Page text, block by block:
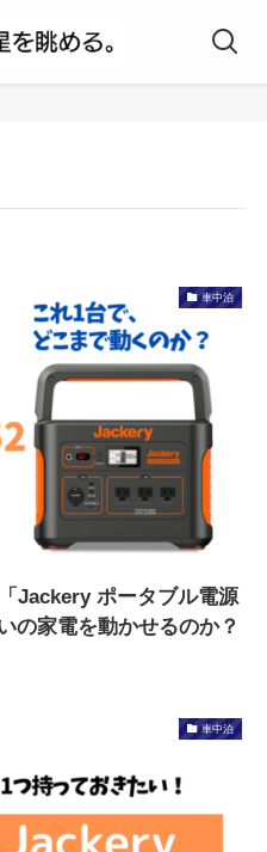
車中泊
Jackery ポータブル電源
の家電を動かせるのか？
車中泊